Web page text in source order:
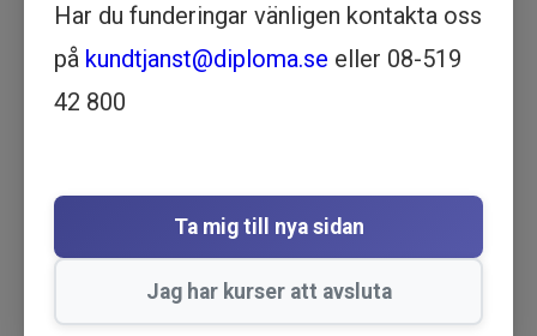
Beskrivning
"Bli en expert på Moms genom att ta denna
online grundkurs. Påbörja din onlineutbildning
lära dig om momsregler och momssatser, att
deklarera och betala moms samt att bokföra
faktureringsmetoden. Vidare får du insikt i
regler kring momsfri eller blandad verksamhet,
Har du funderingar vänligen kontakta oss
på kundtjanst@diploma.se eller 08-519
42 800
Ta mig till nya sidan
Jag har kurser att avsluta